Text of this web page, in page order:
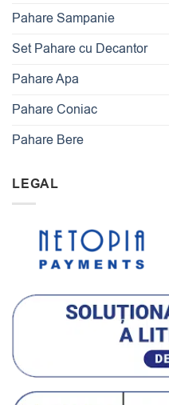
Pahare Sampanie
Set Pahare cu Decantor
Pahare Apa
Pahare Coniac
Pahare Bere
LEGAL